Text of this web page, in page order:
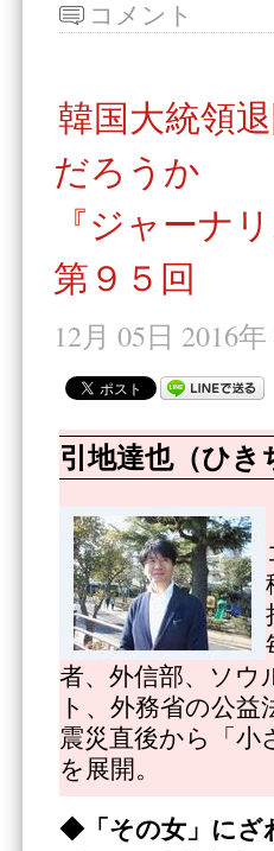
コメント
韓国大統領
だろうか
『ジャーナ
第９５回
12月 05日 2016年
引地達也（ひき
者、外信部、ソウ
ト、外務省の公
震災直後から「
を展開。
◆「その女」にざ